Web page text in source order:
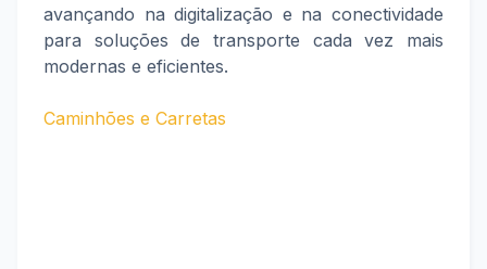
avançando na digitalização e na conectividade
para soluções de transporte cada vez mais
modernas e eficientes.
Caminhões e Carretas